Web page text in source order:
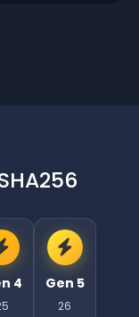
4 Gen 5
26